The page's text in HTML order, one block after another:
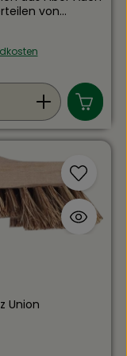
von
im Gebrauch
Wert
Union